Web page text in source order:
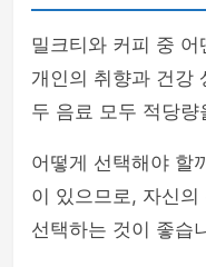
밀크티와 커피 중
개인의 취향과 건강
두 음료 모두 적당
어떻게 선택해야 할
이 있으므로, 자신의
선택하는 것이 좋습